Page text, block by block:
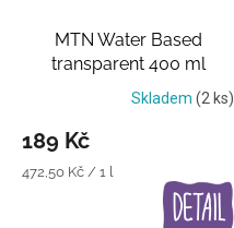
MTN Water Based
transparent 400 ml
Průsvitná černá a bílá
Skladem (2 ks)
189 Kč
Měrná
472,50 Kč / 1 l